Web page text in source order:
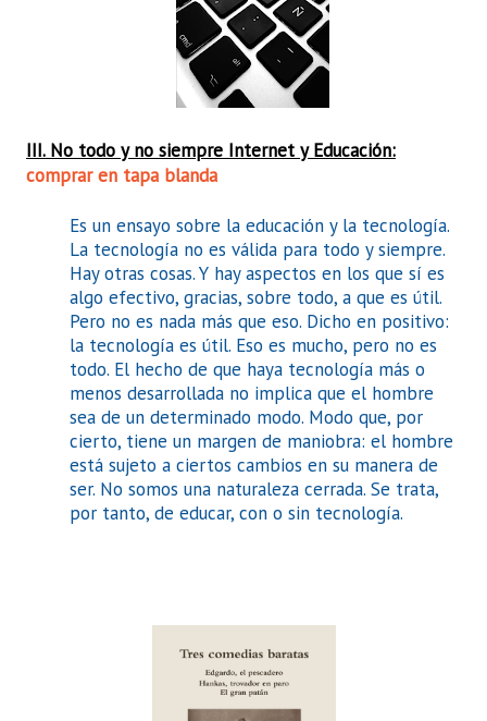
III. No todo y no siempre Internet y Educación:
comprar en tapa blanda
Es un ensayo sobre la educación y la tecnología.
La tecnología no es válida para todo y siempre.
Hay otras cosas. Y hay aspectos en los que sí es
algo efectivo, gracias, sobre todo, a que es útil.
Pero no es nada más que eso. Dicho en positivo:
la tecnología es útil. Eso es mucho, pero no es
todo. El hecho de que haya tecnología más o
menos desarrollada no implica que el hombre
sea de un determinado modo. Modo que, por
cierto, tiene un margen de maniobra: el hombre
está sujeto a ciertos cambios en su manera de
ser. No somos una naturaleza cerrada. Se trata,
por tanto, de educar, con o sin tecnología.